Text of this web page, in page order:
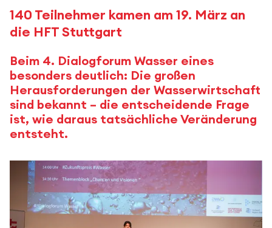
140 Teilnehmer kamen am 19. März an
die HFT Stuttgart
Beim 4. Dialogforum Wasser eines
besonders deutlich: Die großen
Herausforderungen der Wasserwirtschaft
sind bekannt – die entscheidende Frage
ist, wie daraus tatsächliche Veränderung
entsteht.